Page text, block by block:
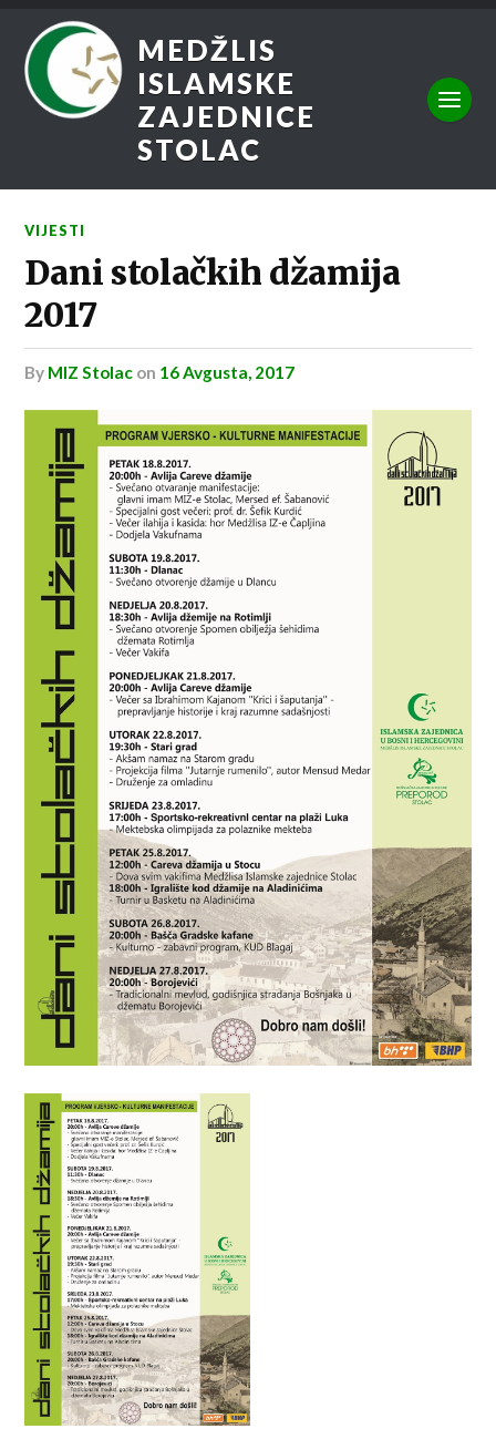
MEDŽLIS
ISLAMSKE
ZAJEDNICE
STOLAC
VIJESTI
Dani stolačkih džamija
2017
by MIZ Stolac on 16 Avgusta, 2017